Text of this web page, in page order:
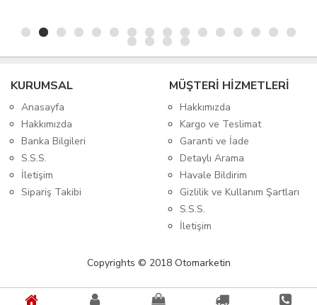
KURUMSAL
Anasayfa
Hakkımızda
Banka Bilgileri
S.S.S.
İletişim
Sipariş Takibi
MÜŞTERİ HİZMETLERİ
Hakkımızda
Kargo ve Teslimat
Garanti ve İade
Detaylı Arama
Havale Bildirim
Gizlilik ve Kullanım Şartları
S.S.S.
İletişim
Copyrights © 2018 Otomarketin